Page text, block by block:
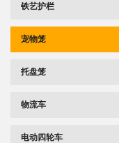
铁艺护栏
宠物笼
托盘笼
物流车
电动四轮车